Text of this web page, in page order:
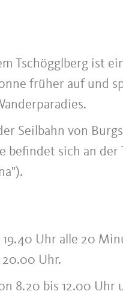
Tschögglberg ist
früher auf und
Seilbahn von
befindet sich an
19.40 Uhr alle 20
20.00 Uhr.
8.20 bis 12.00 Uhr